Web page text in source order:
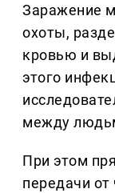
Заражение
охоты,
кровью и
этого
между
При этом
передачи от